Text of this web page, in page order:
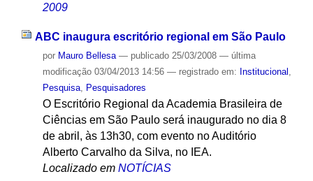
2009
ABC inaugura escritório regional em São Paulo
por Mauro Bellesa — publicado25/03/2008 — última
modificação03/04/2013 14:56 — registrado em: Institucional ,
Pesquisa, Pesquisadores
O Escritório Regional da Academia Brasileira de
Ciências em São Paulo será inaugurado no dia 8
de abril, às 13h30, com evento no Auditório
Alberto Carvalho da Silva, no IEA.
Localizado em NOTÍCIAS